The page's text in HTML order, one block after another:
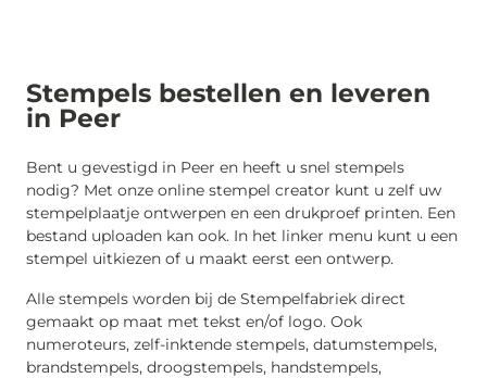
Stempels bestellen en leveren
in Peer
Bent u gevestigd in Peer en heeft u snel stempels
nodig? Met onze online stempel creator kunt u zelf uw
stempelplaatje ontwerpen en een drukproef printen. Een
bestand uploaden kan ook. In het linker menu kunt u een
stempel uitkiezen of u maakt eerst een ontwerp.
Alle stempels worden bij de Stempelfabriek direct
gemaakt op maat met tekst en/of logo. Ook
numeroteurs, zelf-inktende stempels, datumstempels,
brandstempels, droogstempels, handstempels,